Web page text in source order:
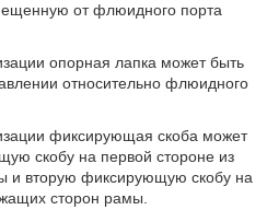
от флюидного порта
опорная лапка может быть
относительно флюидного
фиксирующая скоба может
скобу на первой стороне из
и вторую фиксирующую скобу на
сторон рамы.